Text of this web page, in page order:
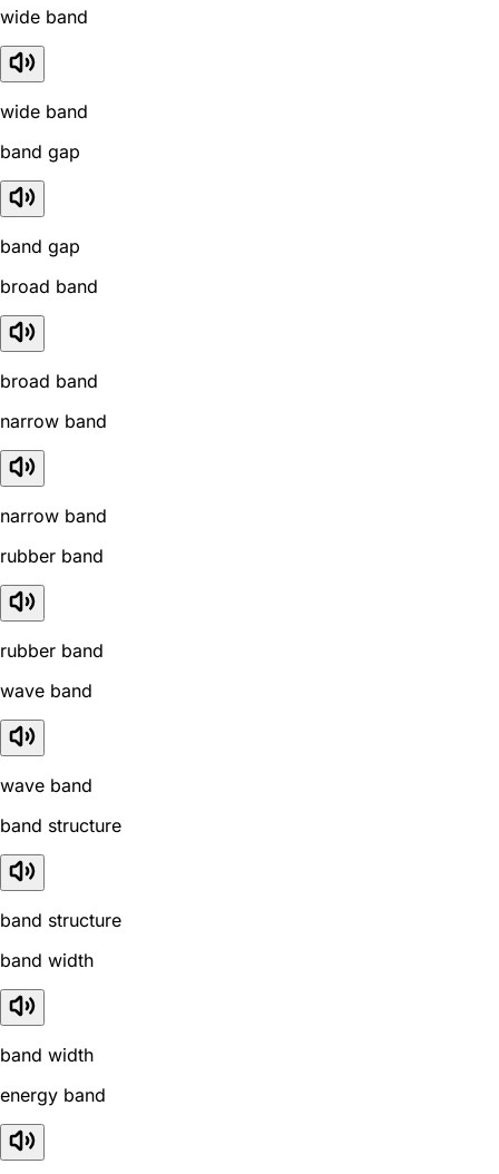
wide band
wide band
band gap
band gap
broad band
broad band
narrow band
narrow band
rubber band
rubber band
wave band
wave band
band structure
band structure
band width
band width
energy band